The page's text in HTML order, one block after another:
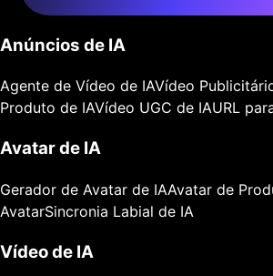
Anúncios de IA
Agente de Vídeo de IAVídeo
Produto de IAVídeo UGC de IAURL
Avatar de IA
Gerador de Avatar de IAAvatar de
AvatarSincronia Labial de IA
Vídeo de IA